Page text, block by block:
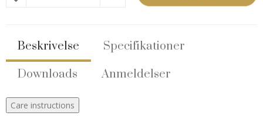
Beskrivelse
Specifikationer
Downloads
Anmeldelser
Care instructions